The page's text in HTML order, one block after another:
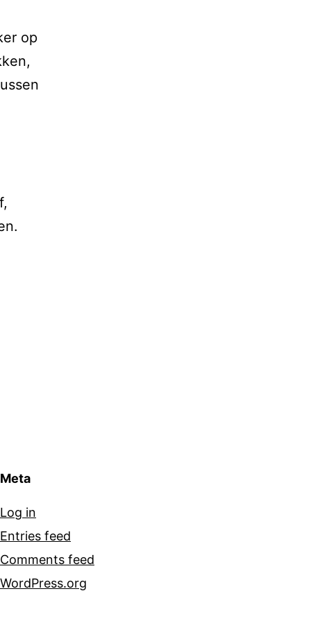
op
Meta
Log in
Entries feed
Comments feed
WordPress.org